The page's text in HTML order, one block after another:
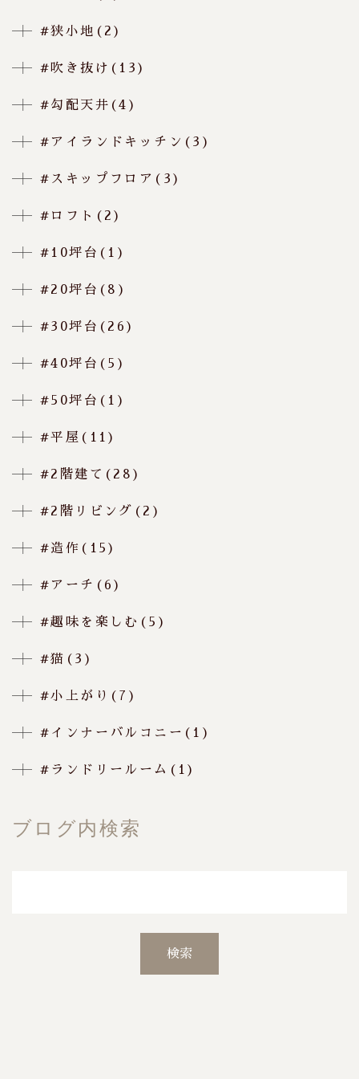
#狭小地(2)
#吹き抜け(13)
#勾配天井(4)
#アイランドキッチン(3)
#スキップフロア(3)
#ロフト(2)
#10坪台(1)
#20坪台(8)
#30坪台(26)
#40坪台(5)
#50坪台(1)
#平屋(11)
#2階建て(28)
#2階リビング(2)
#造作(15)
#アーチ(6)
#趣味を楽しむ(5)
#猫(3)
#小上がり(7)
#インナーバルコニー(1)
#ランドリールーム(1)
ブログ内検索